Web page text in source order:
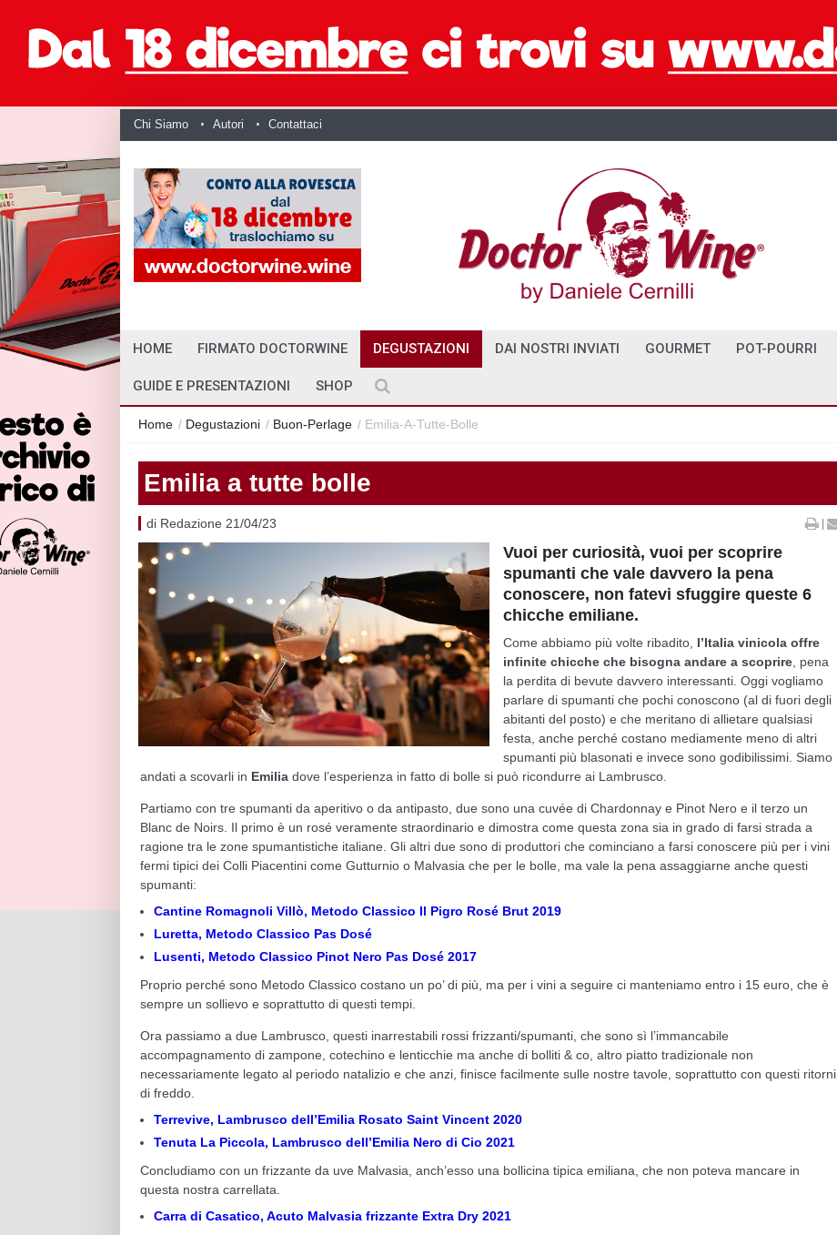
Chi Siamo Autori Contattaci
HOME FIRMATO DOCTORWINE DEGUSTAZIONI DAI NOSTRI INVIATI GOURMET POT-POURRI
GUIDE E PRESENTAZIONI SHOP
Home / Degustazioni / Buon-Perlage / Emilia-A-Tutte-Bolle
Emilia a tutte bolle
di Redazione 21/04/23 |
Vuoi per curiosità, vuoi per scoprire
spumanti che vale davvero la pena
conoscere, non fatevi sfuggire queste 6
chicche emiliane.
Come abbiamo più volte ribadito, l’Italia vinicola offre
infinite chicche che bisogna andare a scoprire , pena
la perdita di bevute davvero interessanti. Oggi vogliamo
parlare di spumanti che pochi conoscono (al di fuori degli
abitanti del posto) e che meritano di allietare qualsiasi
festa, anche perché costano mediamente meno di altri
spumanti più blasonati e invece sono godibilissimi. Siamo
andati a scovarli in Emilia dove l’esperienza in fatto di bolle si può ricondurre ai Lambrusco.
Partiamo con tre spumanti da aperitivo o da antipasto, due sono una cuvée di Chardonnay e Pinot Nero e il terzo un
Blanc de Noirs. Il primo è un rosé veramente straordinario e dimostra come questa zona sia in grado di farsi strada a
ragione tra le zone spumantistiche italiane. Gli altri due sono di produttori che cominciano a farsi conoscere più per i vini
fermi tipici dei Colli Piacentini come Gutturnio o Malvasia che per le bolle, ma vale la pena assaggiarne anche questi
spumanti:
Cantine Romagnoli Villò, Metodo Classico Il Pigro Rosé Brut 2019
Luretta, Metodo Classico Pas Dosé
Lusenti, Metodo Classico Pinot Nero Pas Dosé 2017
Proprio perché sono Metodo Classico costano un po’ di più, ma per i vini a seguire ci manteniamo entro i 15 euro, che è
sempre un sollievo e soprattutto di questi tempi.
Ora passiamo a due Lambrusco, questi inarrestabili rossi frizzanti/spumanti, che sono sì l’immancabile
accompagnamento di zampone, cotechino e lenticchie ma anche di bolliti & co, altro piatto tradizionale non
necessariamente legato al periodo natalizio e che anzi, finisce facilmente sulle nostre tavole, soprattutto con questi ritorni
di freddo.
Terrevive, Lambrusco dell’Emilia Rosato Saint Vincent 2020
Tenuta La Piccola, Lambrusco dell’Emilia Nero di Cio 2021
Concludiamo con un frizzante da uve Malvasia, anch’esso una bollicina tipica emiliana, che non poteva mancare in
questa nostra carrellata.
Carra di Casatico, Acuto Malvasia frizzante Extra Dry 2021